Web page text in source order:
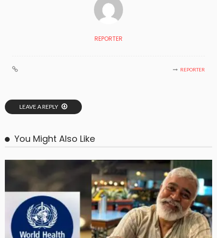
REPORTER
REPORTER
LEAVE A REPLY
You Might Also Like